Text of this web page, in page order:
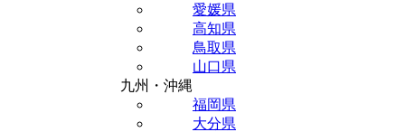
愛媛県
高知県
鳥取県
山口県
九州・沖縄
福岡県
大分県